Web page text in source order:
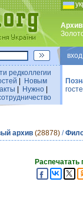
редколлегии
Новым
Нужно|
архив (28878) /
Распечатать